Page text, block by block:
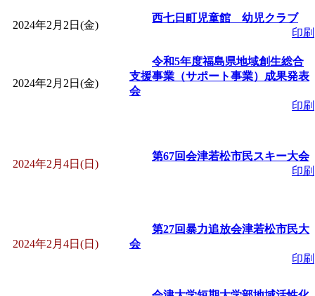
「子育て交流広場「
間：2026/07/13～2026/
子育て交流広場「
間：2026/08/10～
赤ちゃん子育て講
付期間：2026/08/10～
赤ちゃん子育て講
2024年2月2日(金)
西七日町児童館 幼児クラブ
印刷
2024年2月2日(金)
令和5年度福島県地域創生総合
支援事業（サポート事業）成果発表
会
印刷
2024年2月4日(日)
第67回会津若松市民スキー大会
印刷
2024年2月4日(日)
第27回暴力追放会津若松市民大
会
印刷